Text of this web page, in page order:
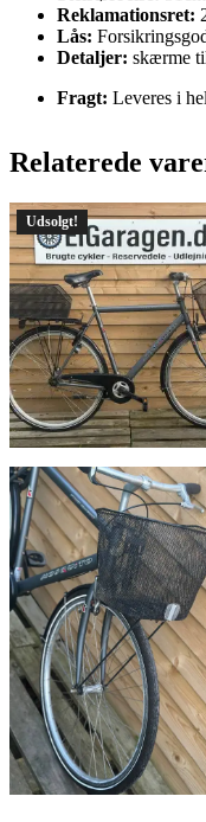
Reklamationsret:
Lås:
Detaljer: skærme
Fragt: Leveres i
Relaterede
Udsolgt!